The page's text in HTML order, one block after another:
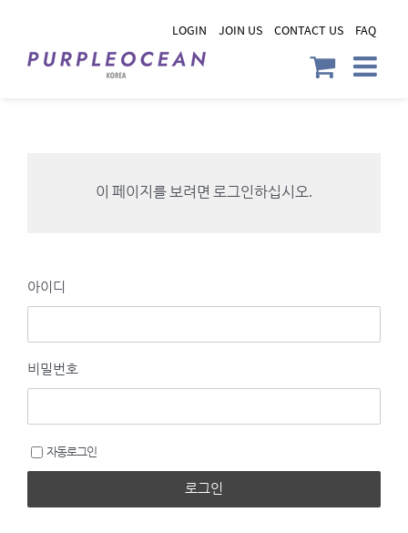
content
LOGIN JOIN US CONTACT US FAQ
이 페이지를 보려면 로그인하십시오.
아이디
비밀번호
자동로그인
로그인